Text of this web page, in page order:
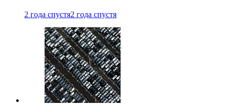
2 года спустя2 года спустя